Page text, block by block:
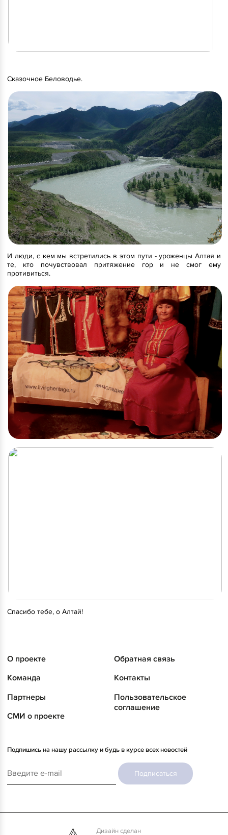
Сказочное Беловодье.
И люди, с кем мы встретились в этом пути - уроженцы Алтая и
те, кто почувствовал притяжение гор и не смог ему
противиться.
Спасибо тебе, о Алтай!
О проекте
Команда
Партнеры
СМИ о проекте
Обратная связь
Контакты
Пользовательское
соглашение
Подпишись на нашу рассылку и будь в курсе всех новостей
Подписаться
Дизайн сделан